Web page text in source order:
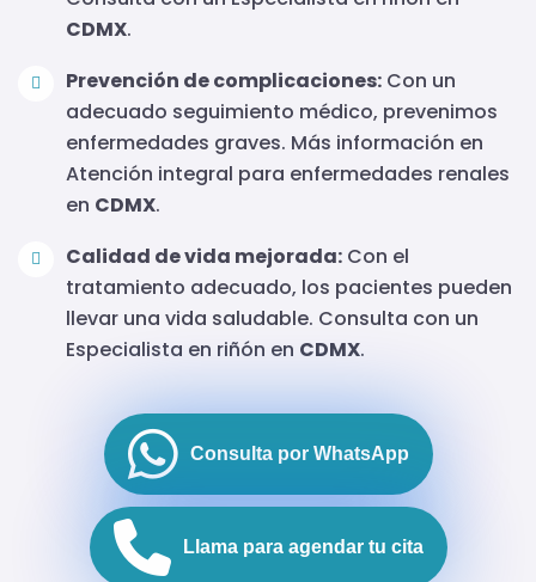
CDMX.
Prevención de complicaciones: Con un
adecuado seguimiento médico, prevenimos
enfermedades graves. Más información en
Atención integral para enfermedades renales
en CDMX.
Calidad de vida mejorada: Con el
tratamiento adecuado, los pacientes pueden
llevar una vida saludable. Consulta con un
Especialista en riñón en CDMX.
Consulta por WhatsApp
Llama para agendar tu cita